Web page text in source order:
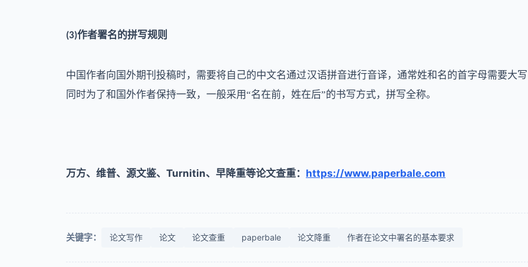
(3)作者署名的拼写规则
中国作者向国外期刊投稿时，需要将自己的中文名通过汉语拼音进行音译，通常姓和名的首字母需要大
同时为了和国外作者保持一致，一般采用“名在前，姓在后”的书写方式，拼写全称。
万方、维普、源文鉴、 Turnitin、 早降重等论文查重： https://www.paperbale.com
关键字： 论文写作 论文 论文查重 paperbale 论文降重 作者在论文中署名的基本要求